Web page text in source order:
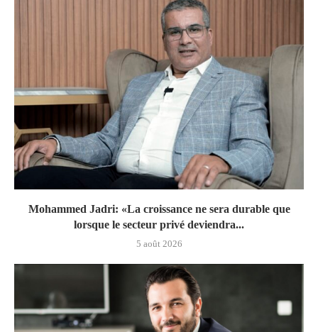
Mohammed Jadri: «La croissance ne sera durable que
lorsque le secteur privé deviendra...
5 août 2026